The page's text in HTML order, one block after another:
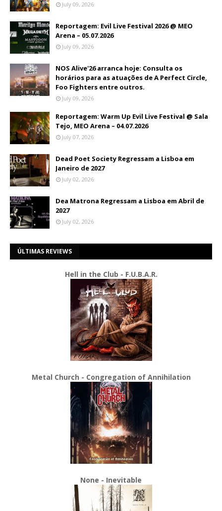
July 09, 2026
Reportagem: Evil Live Festival 2026 @ MEO
Arena – 05.07.2026
July 09, 2026
NOS Alive'26 arranca hoje: Consulta os
horários para as atuações de A Perfect Circle,
Foo Fighters entre outros.
July 09, 2026
Reportagem: Warm Up Evil Live Festival @ Sala
Tejo, MEO Arena – 04.07.2026
July 07, 2026
Dead Poet Society Regressam a Lisboa em
Janeiro de 2027
July 02, 2026
Dea Matrona Regressam a Lisboa em Abril de
2027
July 02, 2026
ÚLTIMAS REVIEWS
Hell in the Club - F.U.B.A.R.
Metal Church - Congregation of Annihilation
None - Inevitable